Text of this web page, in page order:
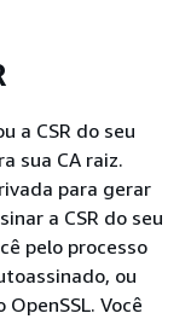
a CSR do seu
sua CA raiz.
para gerar
a CSR do seu
pelo processo
ou
Você